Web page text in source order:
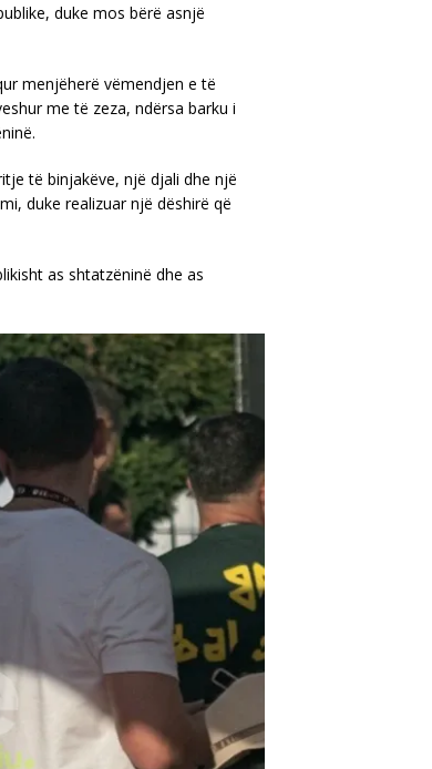
duke mos bërë asnjë
menjëherë vëmendjen e të
me të zeza, ndërsa barku i
të binjakëve, një djali dhe një
duke realizuar një dëshirë që
as shtatzëninë dhe as